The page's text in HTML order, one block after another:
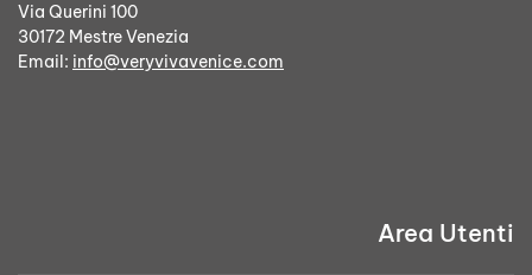
Via Querini 100
30172 Mestre Venezia
Email: info@veryvivavenice.com
Area Utenti